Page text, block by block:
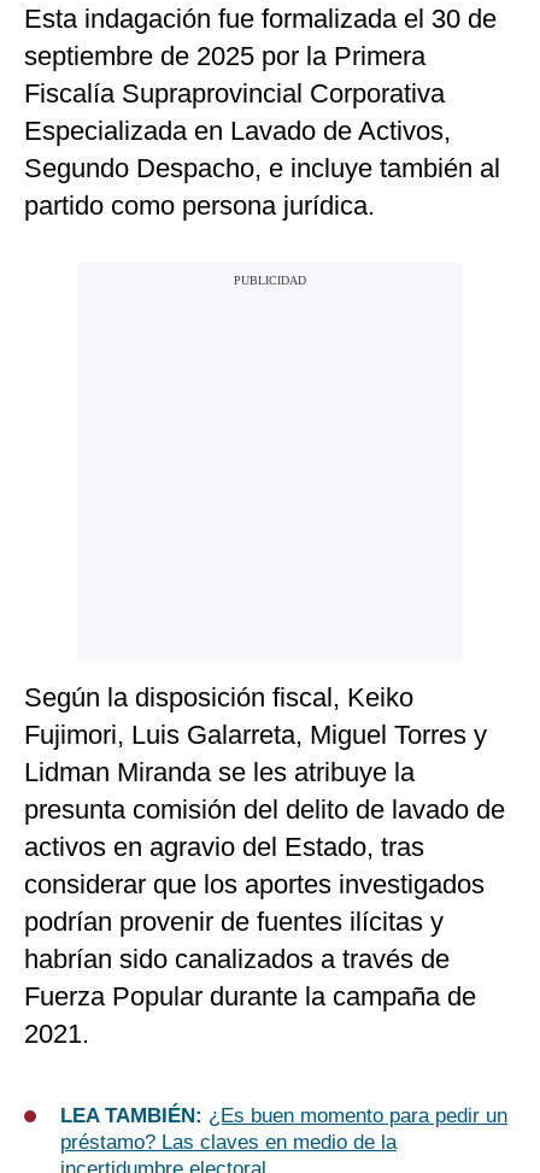
Esta indagación fue formalizada el 30 de
septiembre de 2025 por la Primera
Fiscalía Supraprovincial Corporativa
Especializada en Lavado de Activos,
Segundo Despacho, e incluye también al
partido como persona jurídica.
Según la disposición fiscal, Keiko
Fujimori, Luis Galarreta, Miguel Torres y
Lidman Miranda se les atribuye la
presunta comisión del delito de lavado de
activos en agravio del Estado, tras
considerar que los aportes investigados
podrían provenir de fuentes ilícitas y
habrían sido canalizados a través de
Fuerza Popular durante la campaña de
2021.
LEA TAMBIÉN: ¿Es buen momento para pedir un
préstamo? Las claves en medio de la